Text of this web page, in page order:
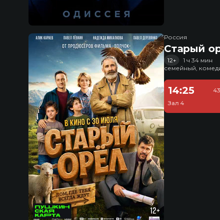
Россия
Старый
12+
1 ч 34 мин
семейный,
14:25
Зал 4